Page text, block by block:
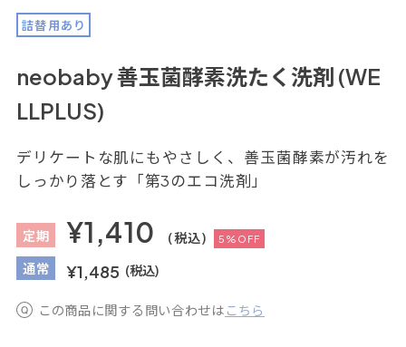
詰替用あり
neobaby 善玉菌酵素洗たく洗剤 (WE
LLPLUS)
デリケートな肌にもやさしく、善玉菌酵素が汚れを
しっかり落とす「第3のエコ洗剤」
定期 ¥1,410 (税込) 5%OFF
通常 ¥1,485 (税込)
この商品に関する問い合わせは こちら